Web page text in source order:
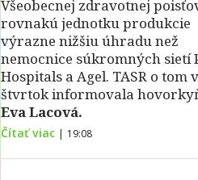
Všeobecnej zdravotnej
rovnakú jednotku produkcie
výrazne nižšiu úhradu než
nemocnice súkromných sietí
Hospitals a Agel. TASR o tom
štvrtok informovala
Eva Lacová.
Čítať viac | 19:08